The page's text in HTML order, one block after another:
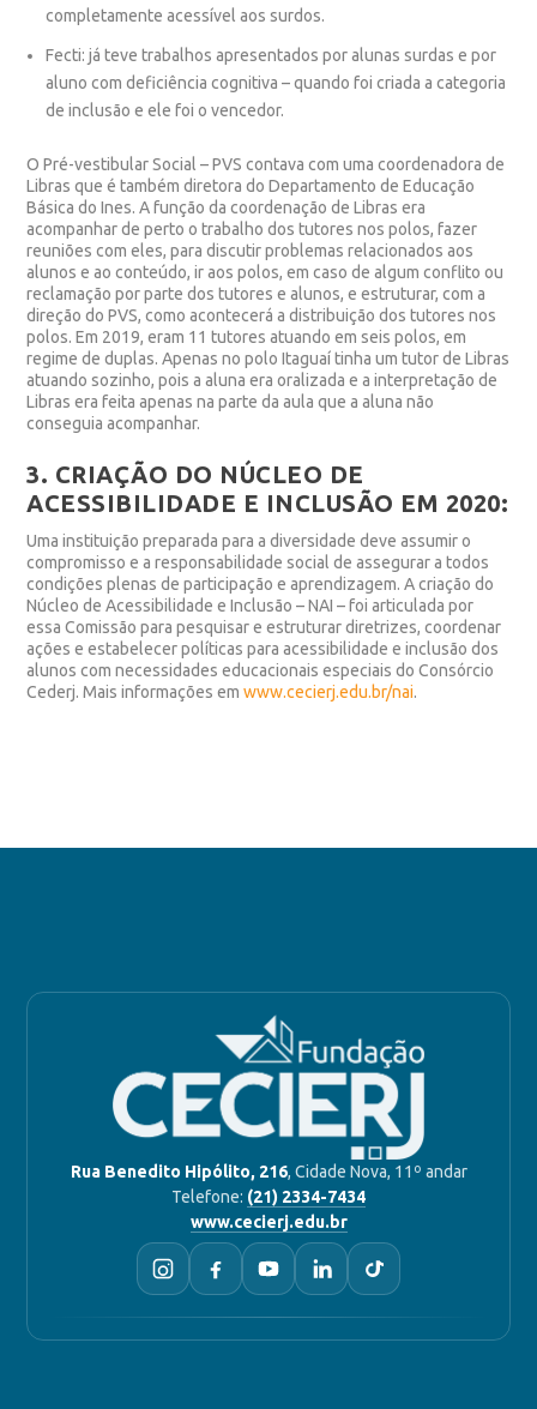
completamente acessível aos surdos.
Fecti: já teve trabalhos apresentados por alunas surdas e por
aluno com deficiência cognitiva – quando foi criada a categoria
de inclusão e ele foi o vencedor.
O Pré-vestibular Social – PVS contava com uma coordenadora de
Libras que é também diretora do Departamento de Educação
Básica do Ines. A função da coordenação de Libras era
acompanhar de perto o trabalho dos tutores nos polos, fazer
reuniões com eles, para discutir problemas relacionados aos
alunos e ao conteúdo, ir aos polos, em caso de algum conflito ou
reclamação por parte dos tutores e alunos, e estruturar, com a
direção do PVS, como acontecerá a distribuição dos tutores nos
polos. Em 2019, eram 11 tutores atuando em seis polos, em
regime de duplas. Apenas no polo Itaguaí tinha um tutor de Libras
atuando sozinho, pois a aluna era oralizada e a interpretação de
Libras era feita apenas na parte da aula que a aluna não
conseguia acompanhar.
3. CRIAÇÃO DO NÚCLEO DE
ACESSIBILIDADE E INCLUSÃO EM 2020:
Uma instituição preparada para a diversidade deve assumir o
compromisso e a responsabilidade social de assegurar a todos
condições plenas de participação e aprendizagem. A criação do
Núcleo de Acessibilidade e Inclusão – NAI – foi articulada por
essa Comissão para pesquisar e estruturar diretrizes, coordenar
ações e estabelecer políticas para acessibilidade e inclusão dos
alunos com necessidades educacionais especiais do Consórcio
Cederj. Mais informações emwww.cecierj.edu.br/nai.
Rua Benedito Hipólito, 216, Cidade Nova, 11º andar
Telefone: (21) 2334-7434
www.cecierj.edu.br